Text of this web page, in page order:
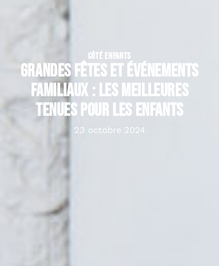
CÔTÉ ENFANTS
Grandes fêtes et événements
familiaux : les meilleures
tenues pour les enfants
23 octobre 2024